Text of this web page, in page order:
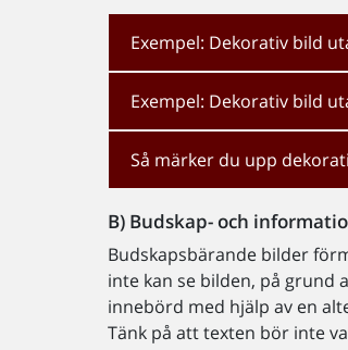
Exempel: Dekorativ bild
Exempel: Dekorativ bild
Så märker du upp
B) Budskap- och
Budskapsbärande bilder
inte kan se bilden, på grund
innebörd med hjälp av en
Tänk på att texten bör inte